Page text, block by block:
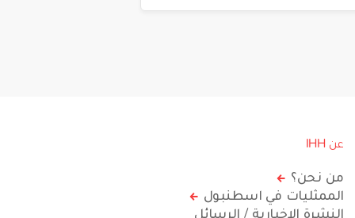
عن IHH
من نحن؟
الممثليات في اسطنبول
النشرة الإخبارية / الرسائل